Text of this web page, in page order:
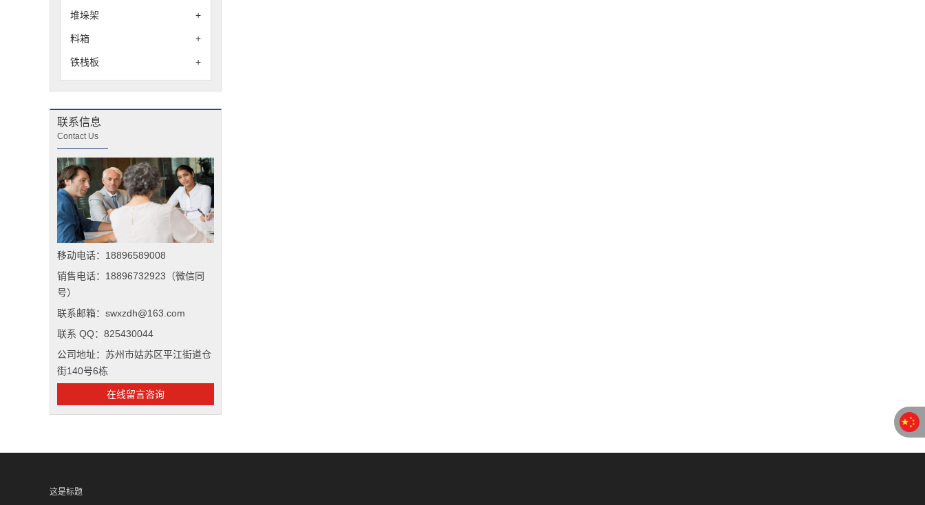
堆垛架 +
料箱 +
铁栈板 +
联系信息
Contact Us
移动电话：18896589008
销售电话：18896732923（微信同
号）
联系邮箱：swxzdh@163.com
联系 QQ：825430044
公司地址：苏州市姑苏区平江街道仓
街140号6栋
在线留言咨询
这是标题